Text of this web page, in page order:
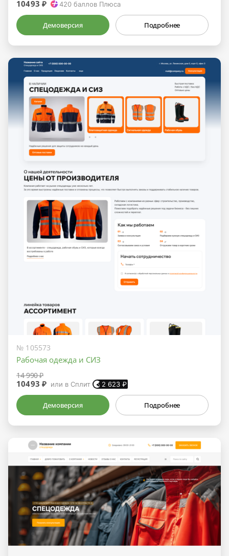
10493 ₽ 420 баллов Плюса
Демоверсия Подробнее
№ 105573
Рабочая одежда и СИЗ
14 990 ₽
10493 ₽ или в Сплит 2 623 ₽
Демоверсия Подробнее